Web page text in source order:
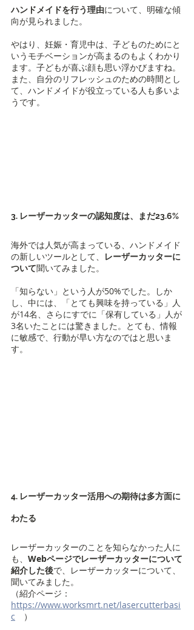
ハンドメイドを行う理由について、明確な傾
向が見られました。
やはり、妊娠・育児中は、子どものためにと
いうモチベーションが高まるのもよくわかり
ます。子どもが喜ぶ顔も思い浮かびますね。
また、自分のリフレッシュのための時間とし
て、ハンドメイドが役立っている人も多いよ
うです。
3. レーザーカッターの認知度は、まだ23.6%
海外では人気が高まっている、ハンドメイド
の新しいツールとして、
レーザーカッターに
ついて聞いてみました。
「知らない」という人が50%でした。しか
し、中には、「とても興味を持っている」人
が14名、さらにすでに「保有している」人が
3名いたことには驚きました。とても、情報
に敏感で、行動が早い方なのではと思いま
す。
4. レーザーカッター活用への期待は多方面に
わたる
レーザーカッターのことを知らなかった人に
も、 Webページでレーザーカッターについて
紹介した後で、レーザーカッターについて、
聞いてみました。
（紹介ページ：
https://www.worksmrt.net/lasercutterbasi
c
）